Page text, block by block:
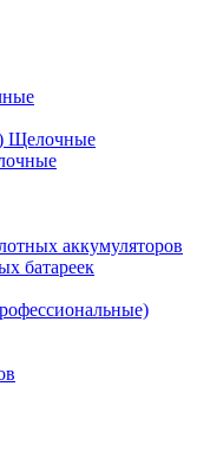
Щелочные
аккумуляторов
батареек